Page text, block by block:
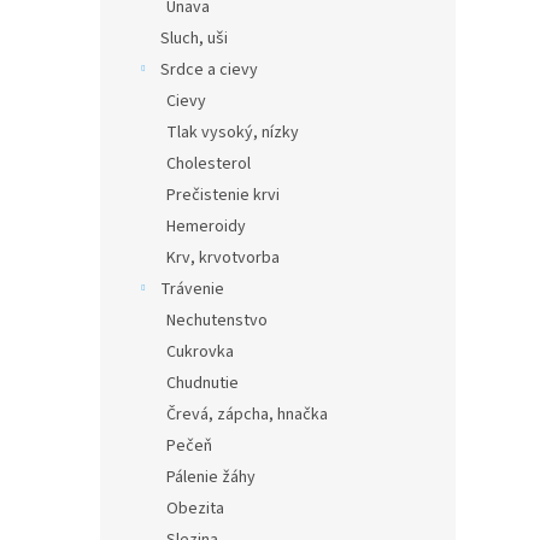
Únava
Sluch, uši
Srdce a cievy
Cievy
Tlak vysoký, nízky
Cholesterol
Prečistenie krvi
Hemeroidy
Krv, krvotvorba
Trávenie
Nechutenstvo
Cukrovka
Chudnutie
Črevá, zápcha, hnačka
Pečeň
Pálenie žáhy
Obezita